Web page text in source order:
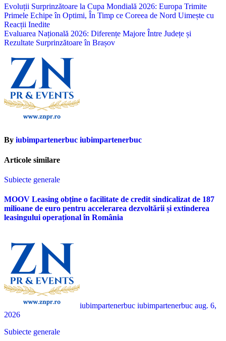
Navigare
în
articole
Evoluții Surprinzătoare la Cupa Mondială 2026: Europa Trimite
Primele Echipe în Optimi, În Timp ce Coreea de Nord Uimește cu
Reacții Inedite
Evaluarea Națională 2026: Diferențe Majore Între Județe și
Rezultate Surprinzătoare în Brașov
By iubimpartenerbuc iubimpartenerbuc
Articole similare
Subiecte generale
MOOV Leasing obține o facilitate de credit sindicalizat de 187
milioane de euro pentru accelerarea dezvoltării și extinderea
leasingului operațional în România
iubimpartenerbuc iubimpartenerbuc aug. 6,
2026
Subiecte generale